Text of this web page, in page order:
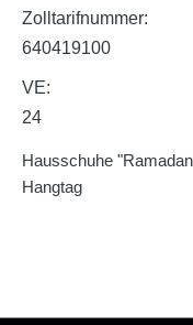
Zolltarifnummer:
640419100
VE:
24
Hausschuhe
Hangtag